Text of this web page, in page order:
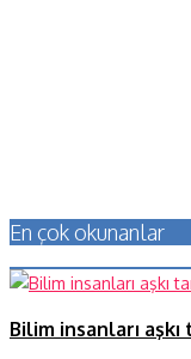
En çok okunanlar
Bilim insanları